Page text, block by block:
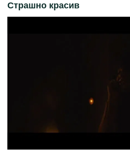
Страшно красив